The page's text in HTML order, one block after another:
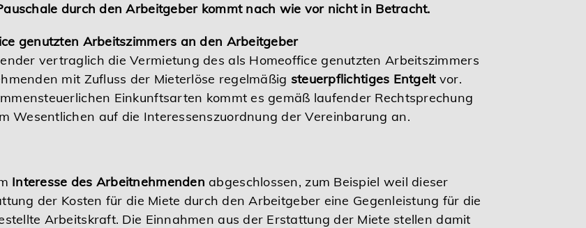
durch den Arbeitgeber kommt nach wie vor nicht in Betracht.
genutzten Arbeitszimmers an den Arbeitgeber
vertraglich die Vermietung des als Homeoffice genutzten Arbeitszimmers
mit Zufluss der Mieterlöse regelmäßig steuerpflichtiges Entgeltvor.
Einkunftsarten kommt es gemäß laufender Rechtsprechung
Wesentlichen auf die Interessenszuordnung der Vereinbarung an.
Interesse des Arbeitnehmenden abgeschlossen, zum Beispiel weil dieser
der Kosten für die Miete durch den Arbeitgeber eine Gegenleistung für die
Arbeitskraft. Die Einnahmen aus der Erstattung der Miete stellen damit